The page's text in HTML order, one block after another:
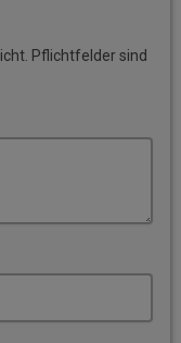
Pflichtfelder sind